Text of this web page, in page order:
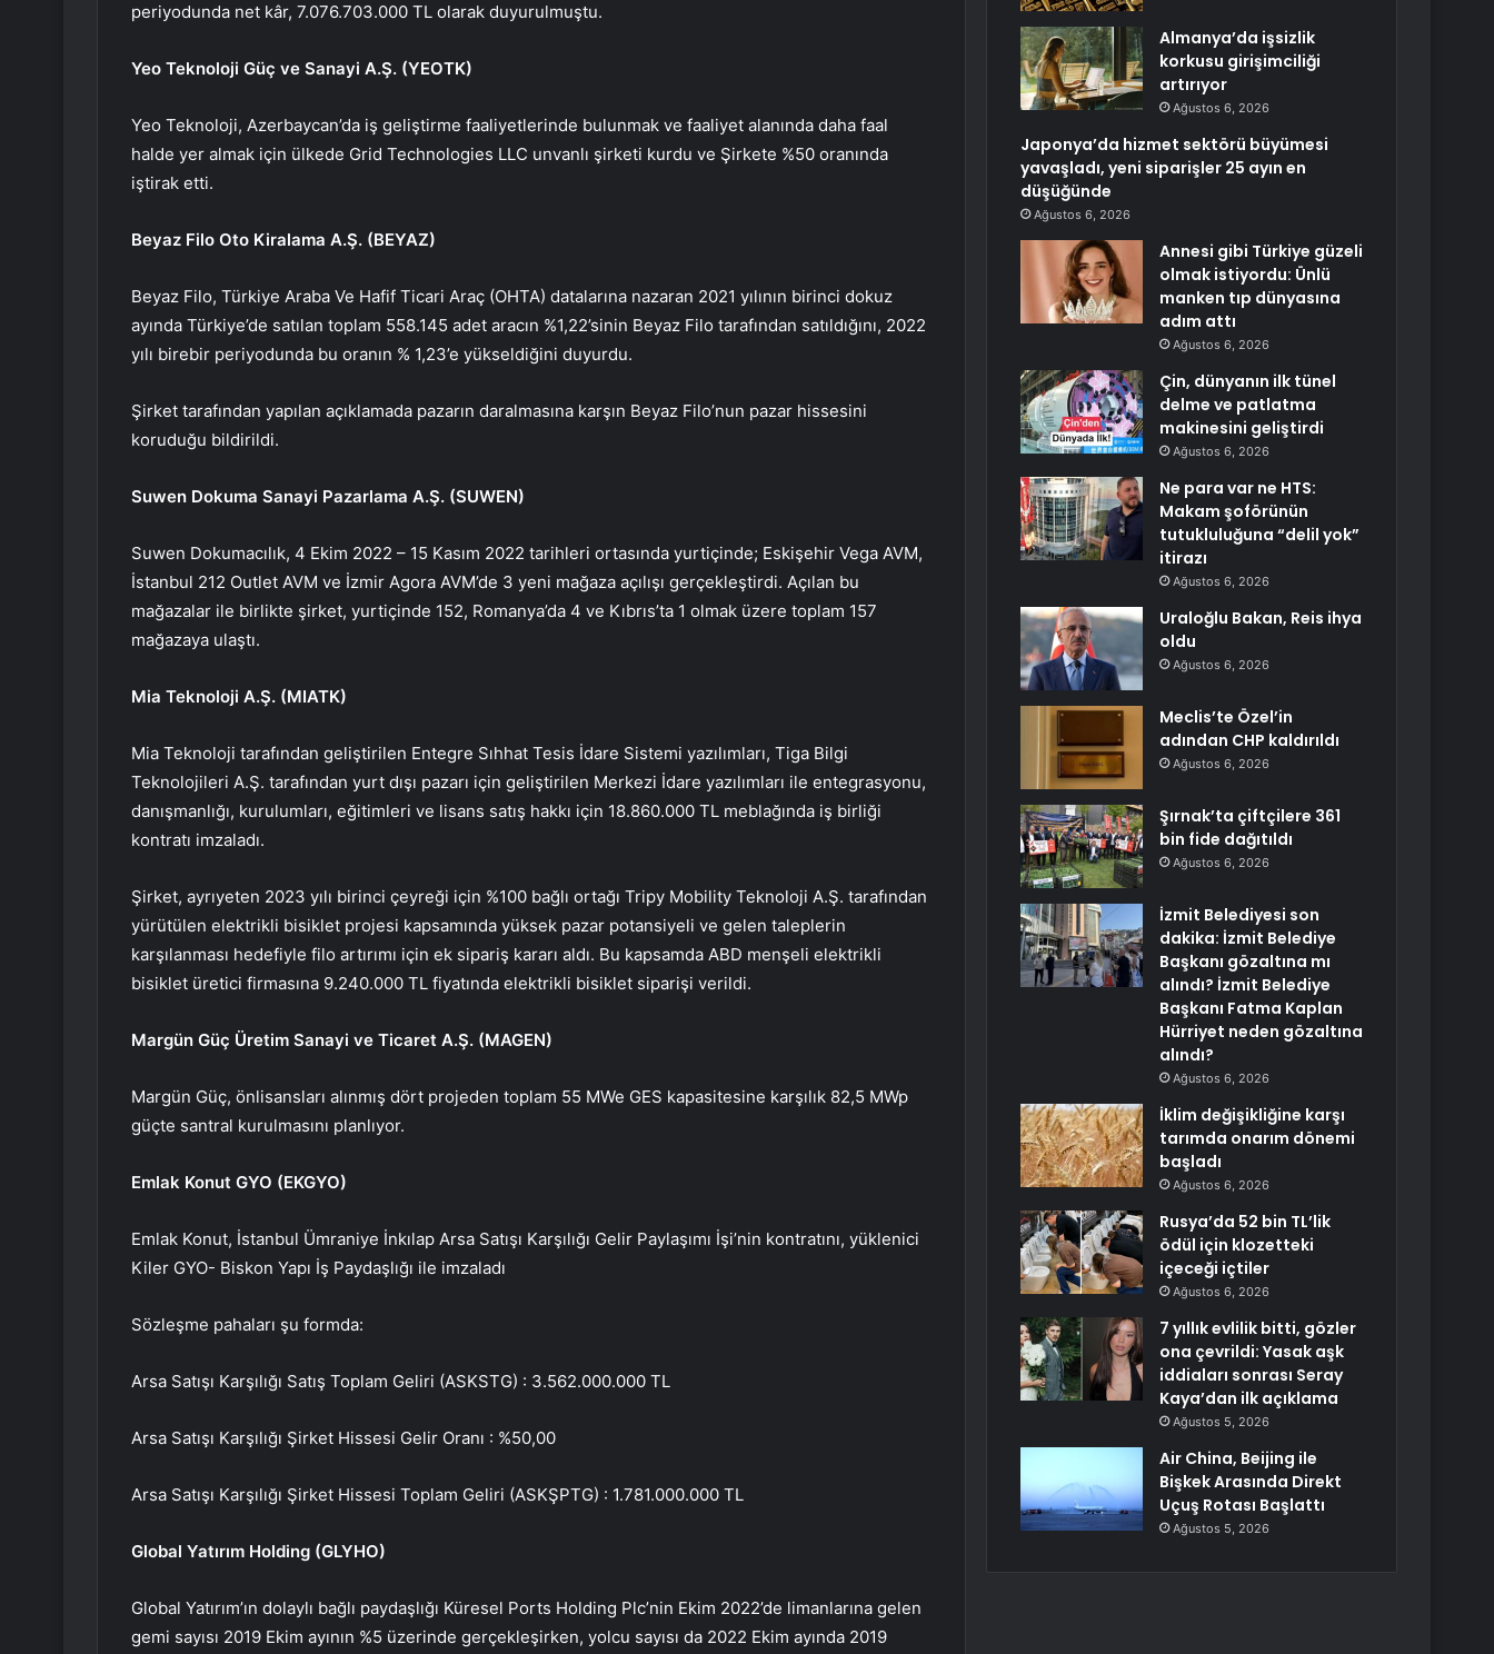
periyodunda net kâr, 7.076.703.000 TL olarak duyurulmuştu.
Yeo Teknoloji Güç ve Sanayi A.Ş. (YEOTK)
Yeo Teknoloji, Azerbaycan’da iş geliştirme faaliyetlerinde bulunmak ve faaliyet alanında daha faal
halde yer almak için ülkede Grid Technologies LLC unvanlı şirketi kurdu ve Şirkete %50 oranında
iştirak etti.
Beyaz Filo Oto Kiralama A.Ş. (BEYAZ)
Beyaz Filo, Türkiye Araba Ve Hafif Ticari Araç (OHTA) datalarına nazaran 2021 yılının birinci dokuz
ayında Türkiye’de satılan toplam 558.145 adet aracın %1,22’sinin Beyaz Filo tarafından satıldığını, 2022
yılı birebir periyodunda bu oranın % 1,23’e yükseldiğini duyurdu.
Şirket tarafından yapılan açıklamada pazarın daralmasına karşın Beyaz Filo’nun pazar hissesini
koruduğu bildirildi.
Suwen Dokuma Sanayi Pazarlama A.Ş. (SUWEN)
Suwen Dokumacılık, 4 Ekim 2022 – 15 Kasım 2022 tarihleri ortasında yurtiçinde; Eskişehir Vega AVM,
İstanbul 212 Outlet AVM ve İzmir Agora AVM’de 3 yeni mağaza açılışı gerçekleştirdi. Açılan bu
mağazalar ile birlikte şirket, yurtiçinde 152, Romanya’da 4 ve Kıbrıs’ta 1 olmak üzere toplam 157
mağazaya ulaştı.
Mia Teknoloji A.Ş. (MIATK)
Mia Teknoloji tarafından geliştirilen Entegre Sıhhat Tesis İdare Sistemi yazılımları, Tiga Bilgi
Teknolojileri A.Ş. tarafından yurt dışı pazarı için geliştirilen Merkezi İdare yazılımları ile entegrasyonu,
danışmanlığı, kurulumları, eğitimleri ve lisans satış hakkı için 18.860.000 TL meblağında iş birliği
kontratı imzaladı.
Şirket, ayrıyeten 2023 yılı birinci çeyreği için %100 bağlı ortağı Tripy Mobility Teknoloji A.Ş. tarafından
yürütülen elektrikli bisiklet projesi kapsamında yüksek pazar potansiyeli ve gelen taleplerin
karşılanması hedefiyle filo artırımı için ek sipariş kararı aldı. Bu kapsamda ABD menşeli elektrikli
bisiklet üretici firmasına 9.240.000 TL fiyatında elektrikli bisiklet siparişi verildi.
Margün Güç Üretim Sanayi ve Ticaret A.Ş. (MAGEN)
Margün Güç, önlisansları alınmış dört projeden toplam 55 MWe GES kapasitesine karşılık 82,5 MWp
güçte santral kurulmasını planlıyor.
Emlak Konut GYO (EKGYO)
Emlak Konut, İstanbul Ümraniye İnkılap Arsa Satışı Karşılığı Gelir Paylaşımı İşi’nin kontratını, yüklenici
Kiler GYO- Biskon Yapı İş Paydaşlığı ile imzaladı
Sözleşme pahaları şu formda:
Arsa Satışı Karşılığı Satış Toplam Geliri (ASKSTG) : 3.562.000.000 TL
Arsa Satışı Karşılığı Şirket Hissesi Gelir Oranı : %50,00
Arsa Satışı Karşılığı Şirket Hissesi Toplam Geliri (ASKŞPTG) : 1.781.000.000 TL
Global Yatırım Holding (GLYHO)
Global Yatırım’ın dolaylı bağlı paydaşlığı Küresel Ports Holding Plc’nin Ekim 2022’de limanlarına gelen
gemi sayısı 2019 Ekim ayının %5 üzerinde gerçekleşirken, yolcu sayısı da 2022 Ekim ayında 2019
Almanya’da işsizlik
korkusu girişimciliği
artırıyor
Ağustos 6, 2026
Japonya’da hizmet sektörü büyümesi
yavaşladı, yeni siparişler 25 ayın en
düşüğünde
Ağustos 6, 2026
Annesi gibi Türkiye güzeli
olmak istiyordu: Ünlü
manken tıp dünyasına
adım attı
Ağustos 6, 2026
Çin, dünyanın ilk tünel
delme ve patlatma
makinesini geliştirdi
Ağustos 6, 2026
Ne para var ne HTS:
Makam şoförünün
tutukluluğuna “delil yok”
itirazı
Ağustos 6, 2026
Uraloğlu Bakan, Reis ihya
oldu
Ağustos 6, 2026
Meclis’te Özel’in
adından CHP kaldırıldı
Ağustos 6, 2026
Şırnak’ta çiftçilere 361
bin fide dağıtıldı
Ağustos 6, 2026
İzmit Belediyesi son
dakika: İzmit Belediye
Başkanı gözaltına mı
alındı? İzmit Belediye
Başkanı Fatma Kaplan
Hürriyet neden gözaltına
alındı?
Ağustos 6, 2026
İklim değişikliğine karşı
tarımda onarım dönemi
başladı
Ağustos 6, 2026
Rusya’da 52 bin TL’lik
ödül için klozetteki
içeceği içtiler
Ağustos 6, 2026
7 yıllık evlilik bitti, gözler
ona çevrildi: Yasak aşk
iddiaları sonrası Seray
Kaya’dan ilk açıklama
Ağustos 5, 2026
Air China, Beijing ile
Bişkek Arasında Direkt
Uçuş Rotası Başlattı
Ağustos 5, 2026